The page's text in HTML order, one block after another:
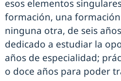
esos elementos
formación, una
ninguna otra, de seis
dedicado a estudiar la
años de especialidad;
o doce años para poder